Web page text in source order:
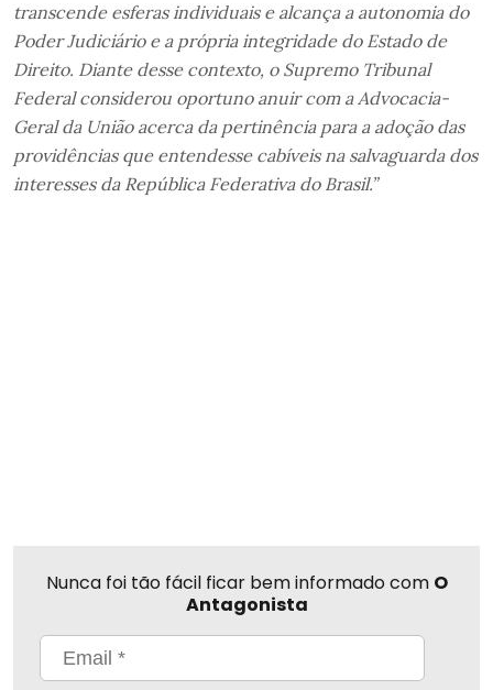
transcende esferas individuais e alcança a autonomia do
Poder Judiciário e a própria integridade do Estado de
Direito. Diante desse contexto, o Supremo Tribunal
Federal considerou oportuno anuir com a Advocacia-
Geral da União acerca da pertinência para a adoção das
providências que entendesse cabíveis na salvaguarda dos
interesses da República Federativa do Brasil.”
Nunca foi tão fácil ficar bem informado com O
Antagonista